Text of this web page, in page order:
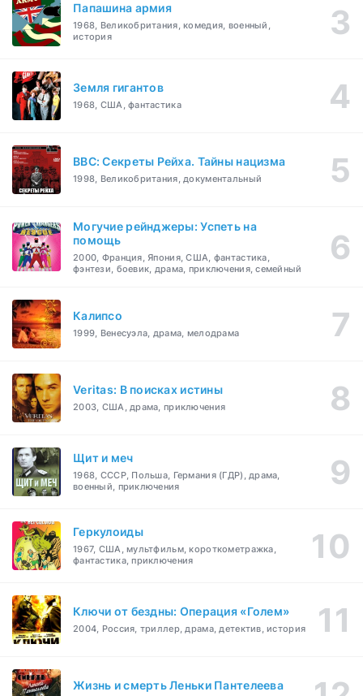
Папашина армия
1968, Великобритания, комедия, военный,
история
Земля гигантов
1968, США, фантастика
BBC: Секреты Рейха. Тайны нацизма
1998, Великобритания, документальный
Могучие рейнджеры: Успеть на
помощь
2000, Франция, Япония, США, фантастика,
фэнтези, боевик, драма, приключения, семейный
Калипсо
1999, Венесуэла, драма, мелодрама
Veritas: В поисках истины
2003, США, драма, приключения
Щит и меч
1968, СССР, Польша, Германия (ГДР), драма,
военный, приключения
Геркулоиды
1967, США, мультфильм, короткометражка,
фантастика, приключения
Ключи от бездны: Операция «Голем»
2004, Россия, триллер, драма, детектив, история
Жизнь и смерть Леньки Пантелеева